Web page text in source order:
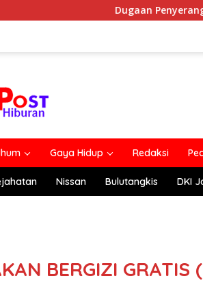
Dugaan Penyerangan Rumah
Gaya Hidup Redaksi
Nissan Bulutangkis DKI
BERGIZI GRATIS